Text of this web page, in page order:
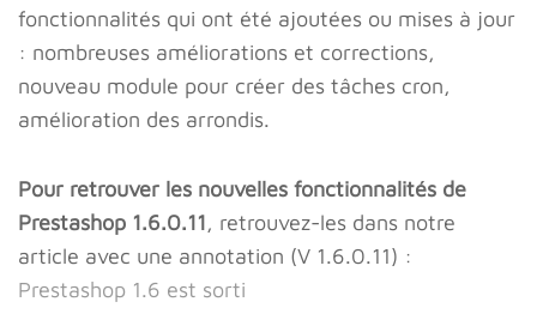
fonctionnalités qui ont été ajoutées ou mises à jour
: nombreuses améliorations et corrections,
nouveau module pour créer des tâches cron,
amélioration des arrondis.
Pour retrouver les nouvelles fonctionnalités de
Prestashop 1.6.0.11, retrouvez-les dans notre
article avec une annotation (V 1.6.0.11) :
Prestashop 1.6 est sorti